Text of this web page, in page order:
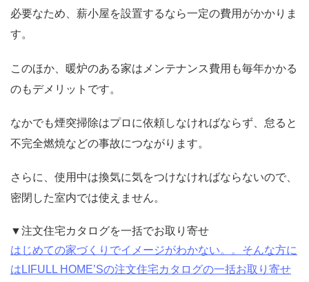
必要なため、薪小屋を設置するなら一定の費用がかかりま
す。
このほか、暖炉のある家はメンテナンス費用も毎年かかる
のもデメリットです。
なかでも煙突掃除はプロに依頼しなければならず、怠ると
不完全燃焼などの事故につながります。
さらに、使用中は換気に気をつけなければならないので、
密閉した室内では使えません。
▼注文住宅カタログを一括でお取り寄せ
はじめての家づくりでイメージがわかない。。そんな方に
はLIFULL HOME’Sの注文住宅カタログの一括お取り寄せ